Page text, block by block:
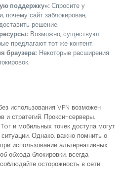
поддержку»: Спросите у
почему сайт заблокирован,
решение.
Возможно, существуют
предлагают тот же контент.
браузера: Некоторые расширения
использования VPN возможен
и стратегий. Прокси-серверы,
и мобильных точек доступа могут
Однако, важно помнить о
использовании альтернативных
обхода блокировки, всегда
осторожность в сети